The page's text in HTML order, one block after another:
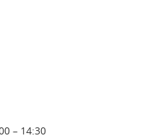
– 14:30